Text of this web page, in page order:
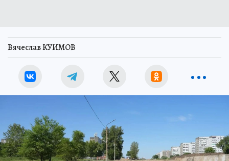
Вячеслав КУИМОВ